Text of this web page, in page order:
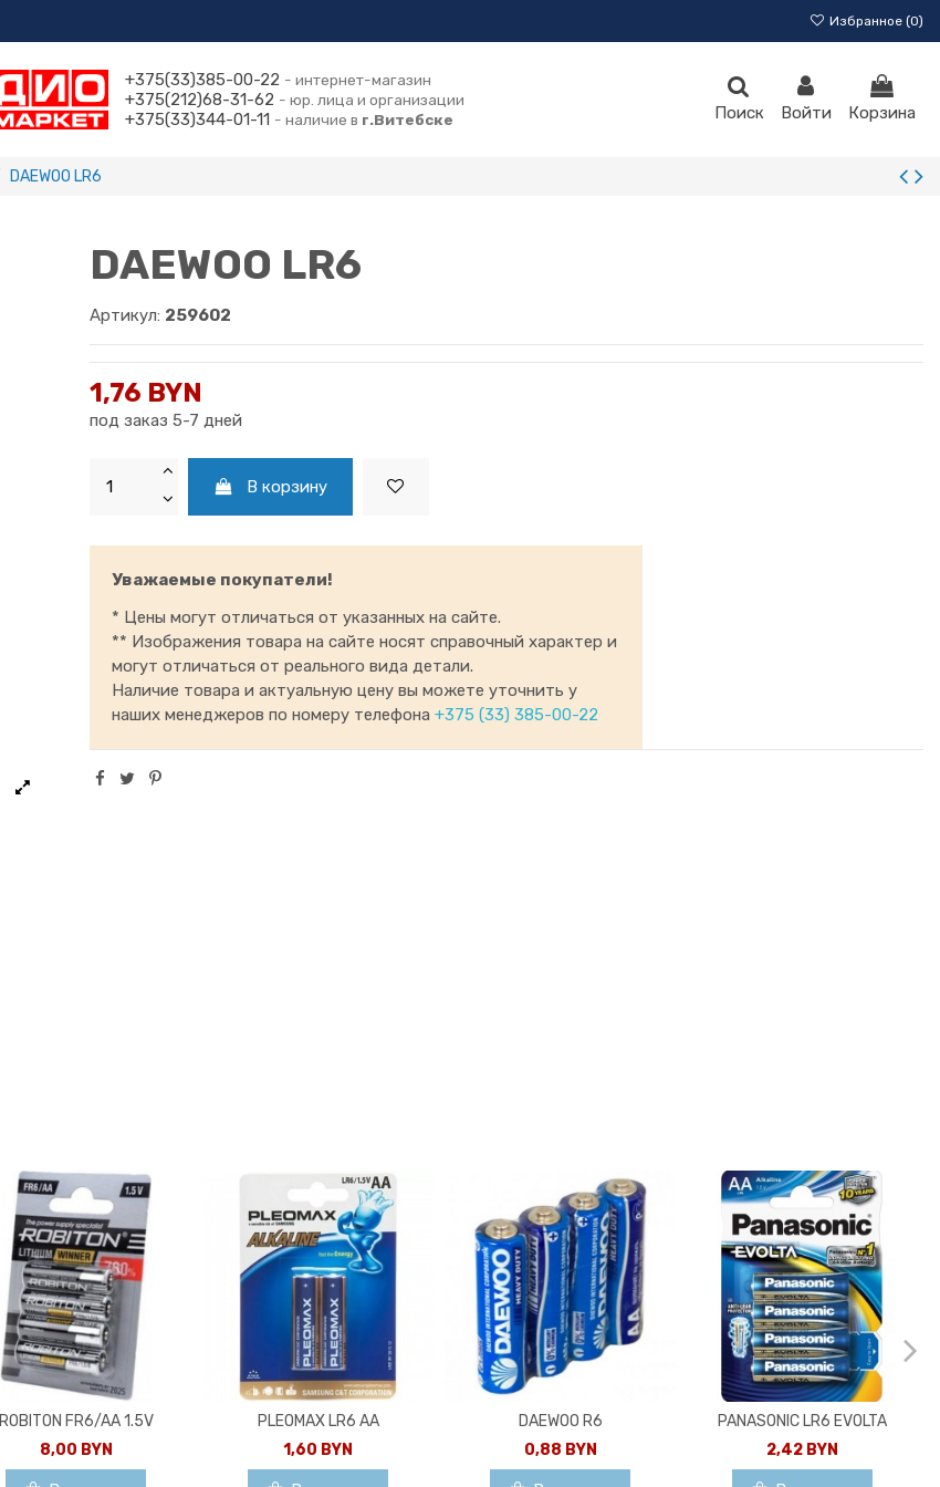
Избранное (0)
+375(33)385-00-22 - интернет-магазин
+375(212)68-31-62 - юр. лица и организации
+375(33)344-01-11 - наличие в г.Витебскe Поиск Войти Корзина
DAEWOO LR6
DAEWOO LR6
Артикул: 259602
1,76 BYN
под заказ 5-7 дней
В корзину
Уважаемые покупатели!
* Цены могут отличаться от указанных на сайте.
** Изображения товара на сайте носят справочный характер и
могут отличаться от реального вида детали.
Наличие товара и актуальную цену вы можете уточнить у
наших менеджеров по номеру телефона +375 (33) 385-00-22
ROBITON FR6/AA 1.5V
8,00 BYN
PLEOMAX LR6 AA
1,60 BYN
DAEWOO R6
0,88 BYN
PANASONIC LR6 EVOLTA
2,42 BYN